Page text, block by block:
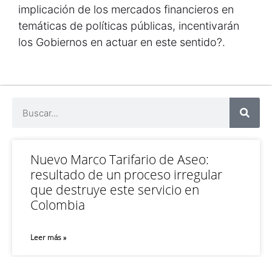
implicación de los mercados financieros en
temáticas de políticas públicas, incentivarán
los Gobiernos en actuar en este sentido?.
Nuevo Marco Tarifario de Aseo:
resultado de un proceso irregular
que destruye este servicio en
Colombia
Leer más »